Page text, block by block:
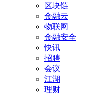
区块链
金融云
物联网
金融安全
快讯
招聘
会议
江湖
理财